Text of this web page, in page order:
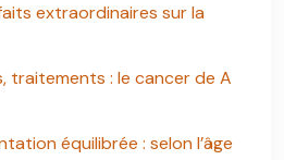
extraordinaires sur la
traitements : le cancer de A
équilibrée : selon l’âge